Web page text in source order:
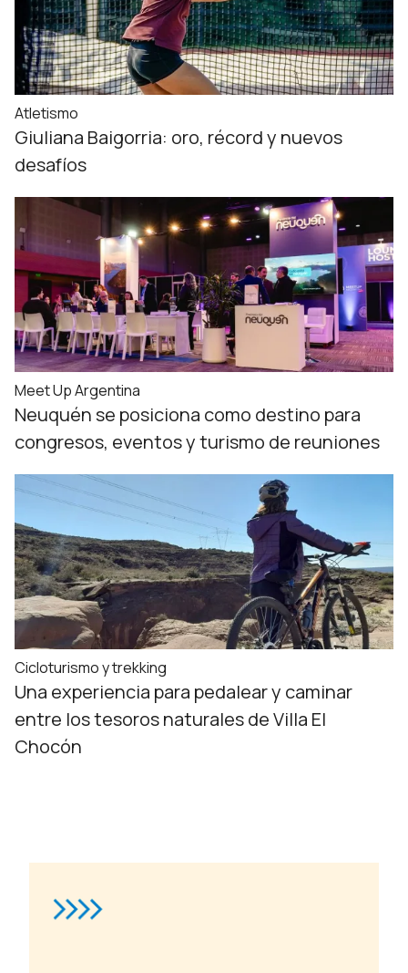
Atletismo
Giuliana Baigorria: oro, récord y nuevos
desafíos
Meet Up Argentina
Neuquén se posiciona como destino para
congresos, eventos y turismo de reuniones
Cicloturismo y trekking
Una experiencia para pedalear y caminar
entre los tesoros naturales de Villa El
Chocón